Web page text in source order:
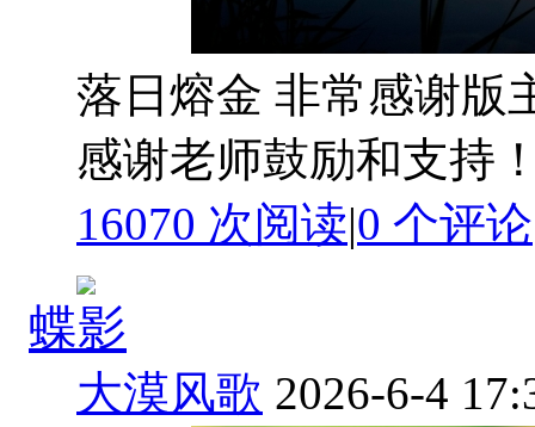
落日熔金 非常感谢版
感谢老师鼓励和支持
16070 次阅读|0 个评论
蝶影
大漠风歌 2026-6-4